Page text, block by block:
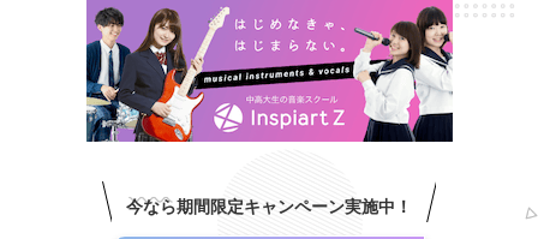
今なら期間限定キャンペーン実施中！